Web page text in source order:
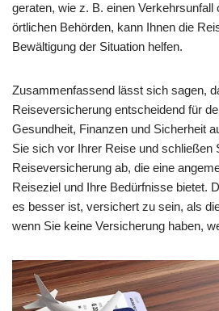
geraten, wie z. B. einen Verkehrsunfall
örtlichen Behörden, kann Ihnen die
Bewältigung der Situation helfen.
Zusammenfassend lässt sich sagen,
Reiseversicherung entscheidend für
Gesundheit, Finanzen und Sicherheit
Sie sich vor Ihrer Reise und schließen
Reiseversicherung ab, die eine
Reiseziel und Ihre Bedürfnisse bietet.
es besser ist, versichert zu sein, als
wenn Sie keine Versicherung haben,